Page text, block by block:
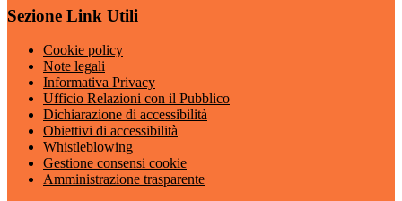
Sezione Link Utili
Cookie policy
Note legali
Informativa Privacy
Ufficio Relazioni con il Pubblico
Dichiarazione di accessibilità
Obiettivi di accessibilità
Whistleblowing
Gestione consensi cookie
Amministrazione trasparente